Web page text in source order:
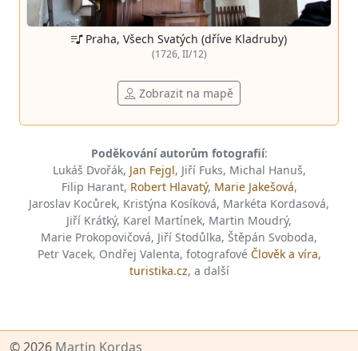
Praha, Všech Svatých (dříve Kladruby)
(1726, II/12)
Zobrazit na mapě
Poděkování autorům fotografií:
Lukáš Dvořák, Jan Fejgl, Jiří Fuks, Michal Hanuš,
Filip Harant, Robert Hlavatý, Marie Jakešová,
Jaroslav Kocůrek, Kristýna Kosíková, Markéta Kordasová,
Jiří Krátký, Karel Martínek, Martin Moudrý,
Marie Prokopovičová, Jiří Stodůlka, Štěpán Svoboda,
Petr Vacek, Ondřej Valenta, fotografové Člověk a víra,
turistika.cz, a další
© 2026 Martin Kordas